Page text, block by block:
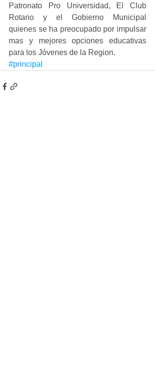
Patronato Pro Universidad, El Club
Rotario y el Gobierno Municipal
quienes se ha preocupado por impulsar
mas y mejores opciones educativas
para los Jóvenes de la Region.
#principal